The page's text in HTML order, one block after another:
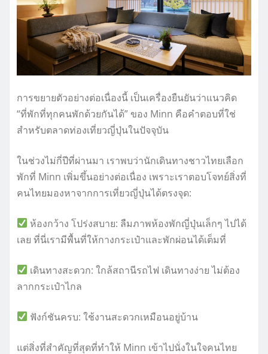
การขยายตัวอย่างต่อเนื่องนี้ เป็นเครื่องยืนยันว่าแนวคิด
“ที่พักที่ทุกคนพักด้วยกันได้” ของ Minn คือคำตอบที่ใช่
สำหรับตลาดท่องเที่ยวญี่ปุ่นในปัจจุบัน
ในช่วงไม่กี่ปีที่ผ่านมา เราพบว่านักเดินทางชาวไทยเลือก
พักที่ Minn เพิ่มขึ้นอย่างต่อเนื่อง เพราะเราตอบโจทย์สิ่งที่
คนไทยมองหาจากการเที่ยวญี่ปุ่นได้ตรงจุด:
ห้องกว้าง โปร่งสบาย: ลืมภาพห้องพักญี่ปุ่นเล็กๆ ไปได้
เลย ที่นี่เรามีพื้นที่ให้กางกระเป๋าและพักผ่อนได้เต็มที่
เดินทางสะดวก: ใกล้สถานีรถไฟ เดินทางง่าย ไม่ต้อง
ลากกระเป๋าไกล
ฟังก์ชันครบ: ใช้งานสะดวกเหมือนอยู่บ้าน
แต่สิ่งที่สำคัญที่สุดที่ทำให้ Minn เข้าไปนั่งในใจคนไทย